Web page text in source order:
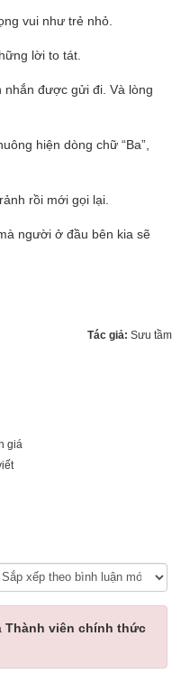
vui như trẻ nhỏ.
lời to tát.
nhắn được gửi đi. Và lòng
hiện dòng chữ “Ba”,
rồi mới gọi lại.
người ở đầu bên kia sẽ
Tác giả: Sưu tầm
giá
Thành viên chính thức